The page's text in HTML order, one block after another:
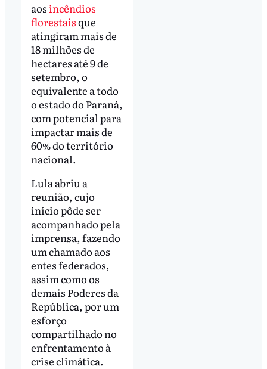
aosincêndios
florestaisque
atingiram mais de
18 milhões de
hectares até 9 de
setembro, o
equivalente a todo
o estado do Paraná,
com potencial para
impactar mais de
60% do território
nacional.
Lula abriu a
reunião, cujo
início pôde ser
acompanhado pela
imprensa, fazendo
um chamado aos
entes federados,
assim como os
demais Poderes da
República, por um
esforço
compartilhado no
enfrentamento à
crise climática.